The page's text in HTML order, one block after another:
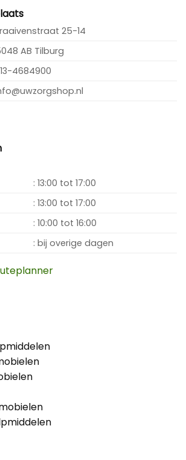
25-14
AB Tilburg
4684900
: 13:00 tot 17:00
: 13:00 tot 17:00
: 10:00 tot 16:00
: bij overige dagen